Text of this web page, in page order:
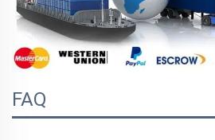
FAQ